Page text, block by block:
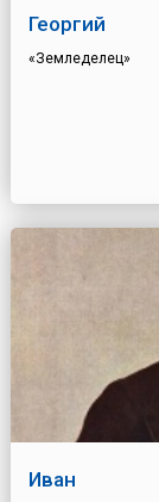
Георгий
«Земледелец»
Иван